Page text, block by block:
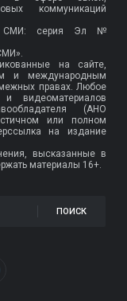
коммуникаций
СМИ: серия Эл №
на сайте,
и международным
правах. Любое
видеоматериалов
(АНО
или полном
на издание
высказанные в
материалы 16+.
ПОИСК